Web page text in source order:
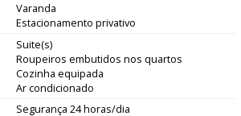
Varanda
Estacionamento privativo
Suite(s)
Roupeiros embutidos nos quartos
Cozinha equipada
Ar condicionado
Segurança 24 horas/dia